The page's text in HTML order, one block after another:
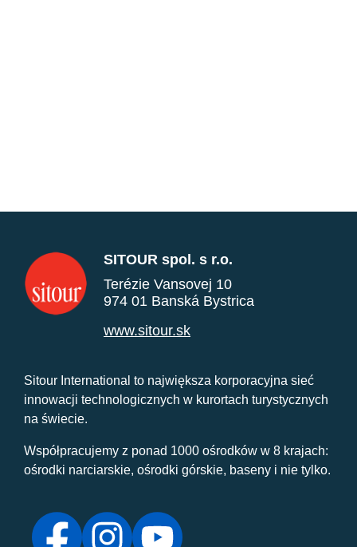
SITOUR spol. s r.o.
Terézie Vansovej 10
974 01 Banská Bystrica
www.sitour.sk
Sitour International to największa korporacyjna sieć
innowacji technologicznych w kurortach turystycznych
na świecie.
Współpracujemy z ponad 1000 ośrodków w 8 krajach:
ośrodki narciarskie, ośrodki górskie, baseny i nie tylko.